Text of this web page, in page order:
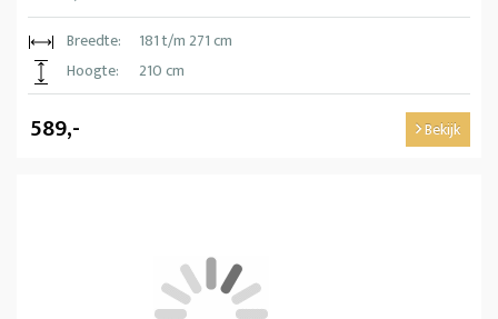
Breedte:
181 t/m 271 cm
Hoogte:
210 cm
589,- Bekijk